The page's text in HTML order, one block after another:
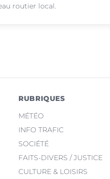
routier local.
RUBRIQUES
MÉTÉO
INFO TRAFIC
SOCIÉTÉ
FAITS-DIVERS / JUSTICE
CULTURE & LOISIRS